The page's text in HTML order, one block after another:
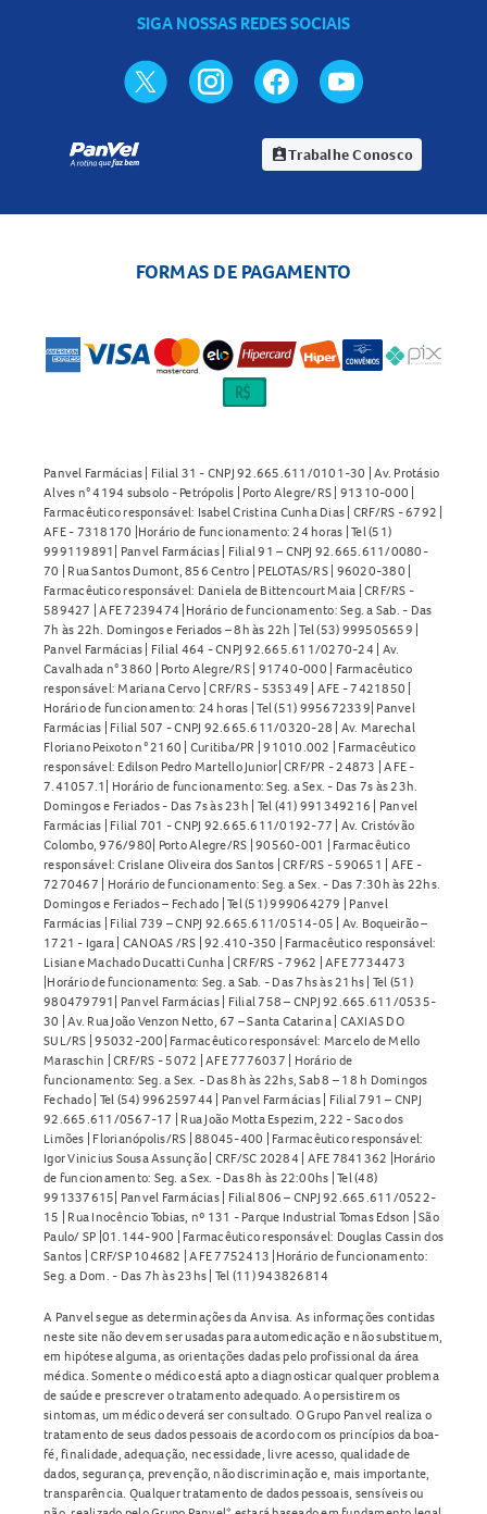
SIGA NOSSAS REDES SOCIAIS
assignment_indTrabalhe Conosco
FORMAS DE PAGAMENTO
Panvel Farmácias | Filial 31 - CNPJ 92.665.611/0101-30 | Av. Protásio
Alves n° 4194 subsolo - Petrópolis | Porto Alegre/RS | 91310-000 |
Farmacêutico responsável: Isabel Cristina Cunha Dias | CRF/RS - 6792 |
AFE - 7318170 |Horário de funcionamento: 24 horas | Tel (51)
999119891| Panvel Farmácias | Filial 91 – CNPJ 92.665.611/0080-
70 | Rua Santos Dumont, 856 Centro | PELOTAS/RS | 96020-380 |
Farmacêutico responsável: Daniela de Bittencourt Maia | CRF/RS -
589427 | AFE 7239474 |Horário de funcionamento: Seg. a Sab. - Das
7h às 22h. Domingos e Feriados – 8h às 22h | Tel (53) 999505659 |
Panvel Farmácias | Filial 464 - CNPJ 92.665.611/0270-24 | Av.
Cavalhada n° 3860 | Porto Alegre/RS | 91740-000 | Farmacêutico
responsável: Mariana Cervo | CRF/RS - 535349 | AFE - 7421850 |
Horário de funcionamento: 24 horas | Tel (51) 995672339| Panvel
Farmácias | Filial 507 - CNPJ 92.665.611/0320-28 | Av. Marechal
Floriano Peixoto n° 2160 | Curitiba/PR | 91010.002 | Farmacêutico
responsável: Edilson Pedro Martello Junior| CRF/PR - 24873 | AFE -
7.41057.1| Horário de funcionamento: Seg. a Sex. - Das 7s às 23h.
Domingos e Feriados - Das 7s às 23h | Tel (41) 991349216 | Panvel
Farmácias | Filial 701 - CNPJ 92.665.611/0192-77 | Av. Cristóvão
Colombo, 976/980| Porto Alegre/RS | 90560-001 | Farmacêutico
responsável: Crislane Oliveira dos Santos | CRF/RS - 590651 | AFE -
7270467 | Horário de funcionamento: Seg. a Sex. - Das 7:30h às 22hs.
Domingos e Feriados – Fechado | Tel (51) 999064279 | Panvel
Farmácias | Filial 739 – CNPJ 92.665.611/0514-05 | Av. Boqueirão –
1721 - Igara | CANOAS /RS | 92.410-350 | Farmacêutico responsável:
Lisiane Machado Ducatti Cunha | CRF/RS - 7962 | AFE 7734473
|Horário de funcionamento: Seg. a Sab. - Das 7hs às 21hs | Tel (51)
980479791| Panvel Farmácias | Filial 758 – CNPJ 92.665.611/0535-
30 | Av. Rua João Venzon Netto, 67 – Santa Catarina | CAXIAS DO
SUL/RS | 95032-200| Farmacêutico responsável: Marcelo de Mello
Maraschin | CRF/RS - 5072 | AFE 7776037 | Horário de
funcionamento: Seg. a Sex. - Das 8h às 22hs, Sab 8 – 18 h Domingos
Fechado | Tel (54) 996259744 | Panvel Farmácias | Filial 791 – CNPJ
92.665.611/0567-17 | Rua João Motta Espezim, 222 - Saco dos
Limões | Florianópolis/RS | 88045-400 | Farmacêutico responsável:
Igor Vinicius Sousa Assunção | CRF/SC 20284 | AFE 7841362 |Horário
de funcionamento: Seg. a Sex. - Das 8h às 22:00hs | Tel (48)
991337615| Panvel Farmácias | Filial 806 – CNPJ 92.665.611/0522-
15 | Rua Inocêncio Tobias, nº 131 - Parque Industrial Tomas Edson | São
Paulo/ SP |01.144-900 | Farmacêutico responsável: Douglas Cassin dos
Santos | CRF/SP 104682 | AFE 7752413 |Horário de funcionamento:
Seg. a Dom. - Das 7h às 23hs | Tel (11) 943826814
A Panvel segue as determinações da Anvisa. As informações contidas
neste site não devem ser usadas para automedicação e não substituem,
em hipótese alguma, as orientações dadas pelo profissional da área
médica. Somente o médico está apto a diagnosticar qualquer problema
de saúde e prescrever o tratamento adequado. Ao persistirem os
sintomas, um médico deverá ser consultado. O Grupo Panvel realiza o
tratamento de seus dados pessoais de acordo com os princípios da boa-
fé, finalidade, adequação, necessidade, livre acesso, qualidade de
dados, segurança, prevenção, não discriminação e, mais importante,
transparência. Qualquer tratamento de dados pessoais, sensíveis ou